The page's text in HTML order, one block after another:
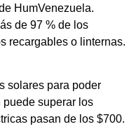
HumVenezuela.
de 97 % de los
recargables o linternas.
solares para poder
superar los
pasan de los $700.